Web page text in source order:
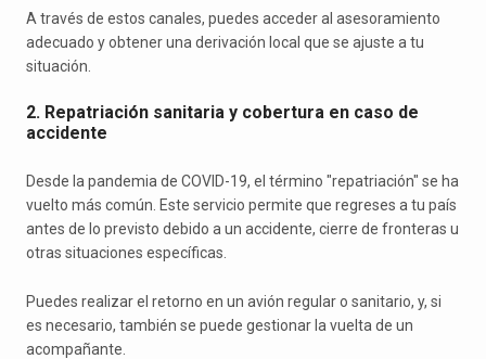
A través de estos canales, puedes acceder al asesoramiento
adecuado y obtener una derivación local que se ajuste a tu
situación.
2. Repatriación sanitaria y cobertura en caso de
accidente
Desde la pandemia de COVID-19, el término "repatriación" se ha
vuelto más común. Este servicio permite que regreses a tu país
antes de lo previsto debido a un accidente, cierre de fronteras u
otras situaciones específicas.
Puedes realizar el retorno en un avión regular o sanitario, y, si
es necesario, también se puede gestionar la vuelta de un
acompañante.